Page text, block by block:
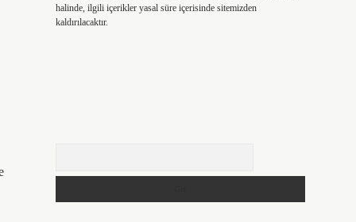
halinde, ilgili içerikler yasal süre içerisinde sitemizden
kaldırılacaktır.